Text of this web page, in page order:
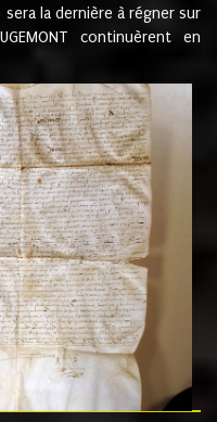
la dernière à régner sur
continuèrent en